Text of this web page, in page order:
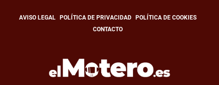
AVISO LEGAL POLÍTICA DE PRIVACIDAD
POLÍTICA DE COOKIES
CONTACTO